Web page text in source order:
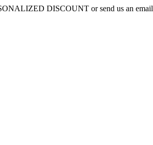
DISCOUNT or send us an email